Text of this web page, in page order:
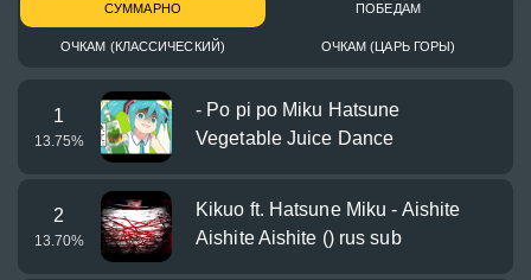
СУММАРНО ПОБЕДАМ
ОЧКАМ (КЛАССИЧЕСКИЙ) ОЧКАМ (ЦАРЬ ГОРЫ)
1
13.75%
- Po pi po Miku Hatsune
Vegetable Juice Dance
2
13.70%
Kikuo ft. Hatsune Miku - Aishite
Aishite Aishite () rus sub